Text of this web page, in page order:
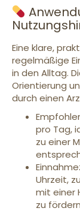
Eine klare,
regelmäßige
in den Alltag.
Orientierung
durch einen
pro Tag,
zu einer
Uhrzeit,
mit einer
zu